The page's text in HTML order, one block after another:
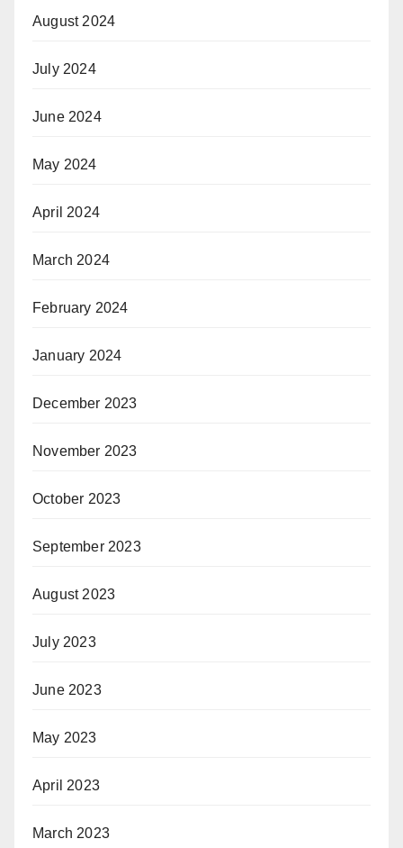
August 2024
July 2024
June 2024
May 2024
April 2024
March 2024
February 2024
January 2024
December 2023
November 2023
October 2023
September 2023
August 2023
July 2023
June 2023
May 2023
April 2023
March 2023